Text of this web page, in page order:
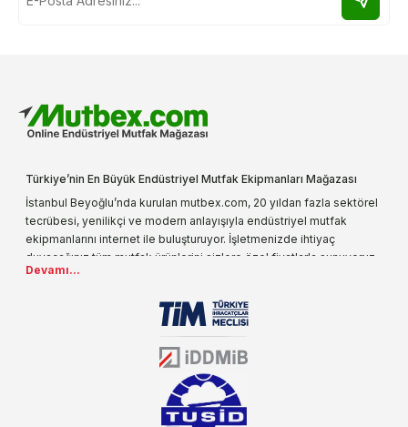
Türkiye’nin En Büyük Endüstriyel Mutfak Ekipmanları Mağazası
İstanbul Beyoğlu’nda kurulan mutbex.com, 20 yıldan fazla sektörel
tecrübesi, yenilikçi ve modern anlayışıyla endüstriyel mutfak
ekipmanlarını internet ile buluşturuyor. İşletmenizde ihtiyaç
duyacağınız tüm mutfak ürünlerini sizlere özel fiyatlarla sunuyoruz.
Endüstriyel mutfak malzemesi deyince akla gelen ilk adreslerden
sektörün farklı alanlarında da faliyet gösteren mutbex.com,
Öztiryakiler resmi bayisidir. Öztiryakiler ürünleri üzerinde büyük bir
donanıma sahip ekibi ile müşterilerine koşulsuz destek sunan
mutbex.com ile endüstriyel mutfak malzemeleri konusunda
alacağınız hizmet standartların her zaman üstünde olacaktır.
Devamı...